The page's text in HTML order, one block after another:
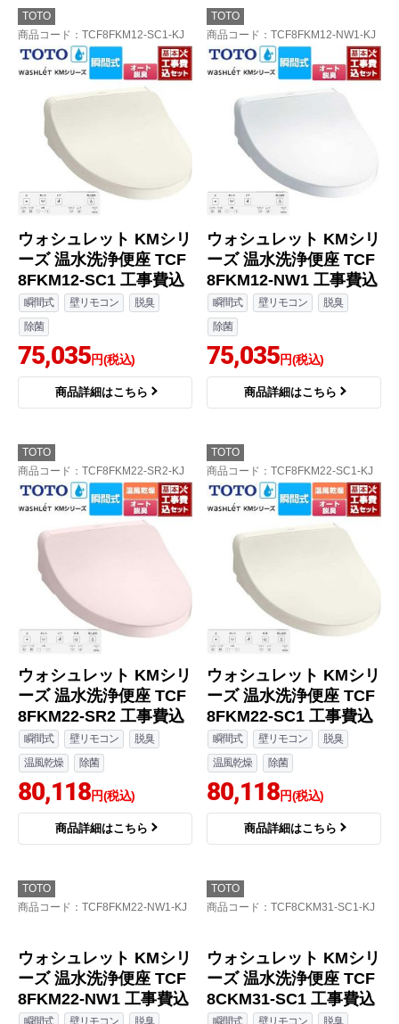
TOTO
商品コード ：TCF8FKM12-SC1-KJ
ウォシュレット KMシリ
ーズ 温水洗浄便座 TCF
8FKM12-SC1 工事費込
瞬間式 壁リモコン
脱臭
除菌
75,035円(税込)
商品詳細はこちら
TOTO
商品コード ：TCF8FKM12-NW1-KJ
ウォシュレット KMシリ
ーズ 温水洗浄便座 TCF
8FKM12-NW1 工事費込
瞬間式 壁リモコン
脱臭
除菌
75,035円(税込)
商品詳細はこちら
TOTO
商品コード ：TCF8FKM22-SR2-KJ
ウォシュレット KMシリ
ーズ 温水洗浄便座 TCF
8FKM22-SR2 工事費込
瞬間式 壁リモコン
脱臭
温風乾燥
除菌
80,118円(税込)
商品詳細はこちら
TOTO
商品コード ：TCF8FKM22-SC1-KJ
ウォシュレット KMシリ
ーズ 温水洗浄便座 TCF
8FKM22-SC1 工事費込
瞬間式 壁リモコン
脱臭
温風乾燥
除菌
80,118円(税込)
商品詳細はこちら
TOTO
商品コード ：TCF8FKM22-NW1-KJ
TOTO
商品コード ：TCF8CKM31-SC1-KJ